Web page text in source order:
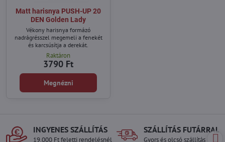
Matt harisnya PUSH-UP 20
DEN Golden Lady
Vékony harisnya formázó
nadrágrésszel megemeli a fenekét
és karcsúsítja a derekát.
Raktáron
3790 Ft
Megnézni
INGYENES SZÁLLÍTÁS
19.000 Ft feletti rendelésnél
SZÁLLÍTÁS FUTÁRRAL
Gyors és olcsó szállítás